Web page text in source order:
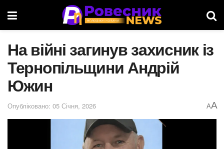
На війні загинув захисник із
Тернопільщини Андрій
Южин
Опубліковано: 05 Січня, 2026 AA